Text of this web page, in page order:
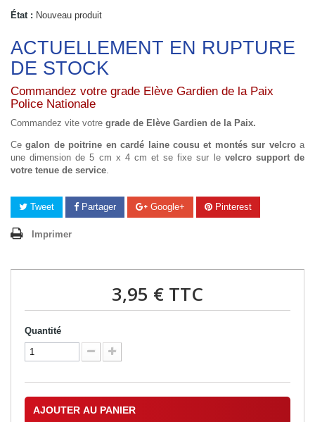
État : Nouveau produit
ACTUELLEMENT EN RUPTURE
DE STOCK
Commandez votre grade Elève Gardien de la Paix
Police Nationale
Commandez vite votre grade de Elève Gardien de la Paix.
Cegalon de poitrine en cardé laine cousu et montés sur velcroa
une dimension de 5 cm x 4 cm et se fixe sur le velcro support de
votre tenue de service.
Tweet Partager Google+ Pinterest
Imprimer
3,95 € TTC
Quantité
AJOUTER AU PANIER